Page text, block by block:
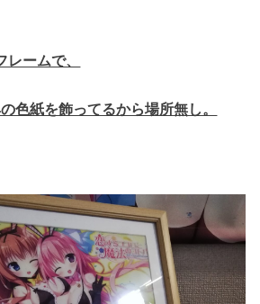
ームで、
色紙を飾ってるから場所無し。